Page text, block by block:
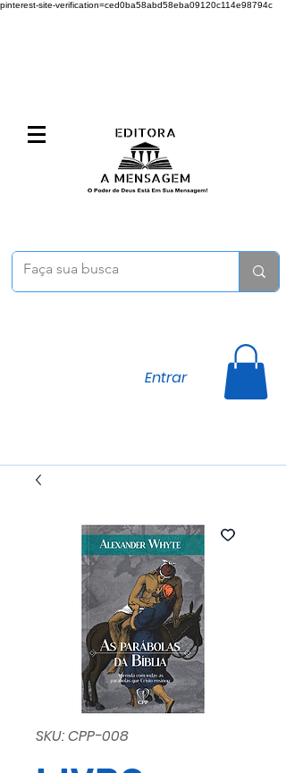
pinterest-site-verification=ced0ba58abd58eba09120c114e98794c
Entrar
SKU: CPP-008